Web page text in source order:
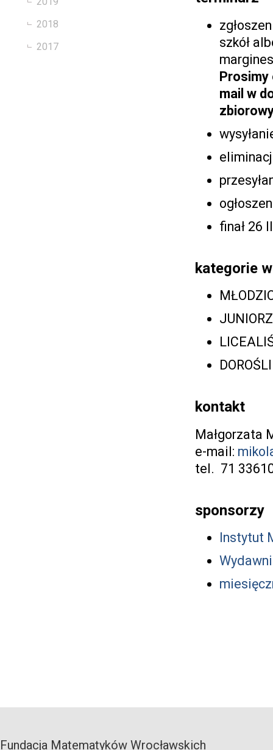
2018
2017
szkół
Prosimy
mail w
finał 26
kategorie
DOROŚLI
kontakt
Małgorzata
e-mail:
tel. 71
sponsorzy
Instytut
Fundacja Matematyków Wrocławskich